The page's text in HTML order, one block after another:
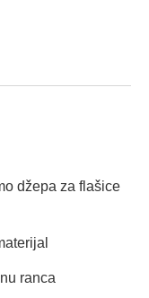
džepa za flašice
ranca